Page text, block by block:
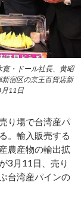
寛・ドール社長、黄昭
宿区の京王百貨店新
11日
り場で台湾産パ
。輸入販売する
農産物の輸出拡
3月11日、売り
台湾産パインの